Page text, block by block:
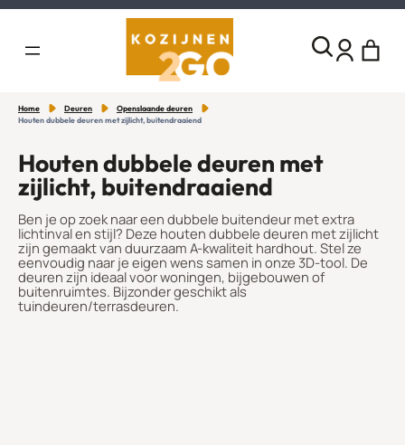
Home Deuren
Openslaande deuren
Houten dubbele deuren met zijlicht, buitendraaiend
Houten dubbele deuren met
zijlicht, buitendraaiend
Ben je op zoek naar een dubbele buitendeur met extra
lichtinval en stijl? Deze houten dubbele deuren met zijlicht
zijn gemaakt van duurzaam A-kwaliteit hardhout. Stel ze
eenvoudig naar je eigen wens samen in onze 3D-tool. De
deuren zijn ideaal voor woningen, bijgebouwen of
buitenruimtes. Bijzonder geschikt als
tuindeuren/terrasdeuren.